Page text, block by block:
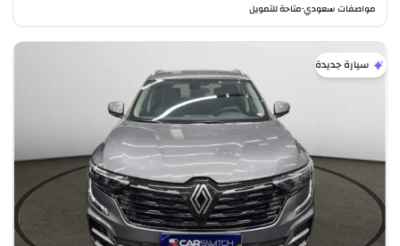
مواصفات سعودي•متاحة للتمويل
سيارة جديدة